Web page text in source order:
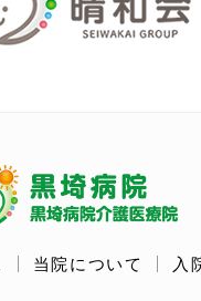
当院について 入